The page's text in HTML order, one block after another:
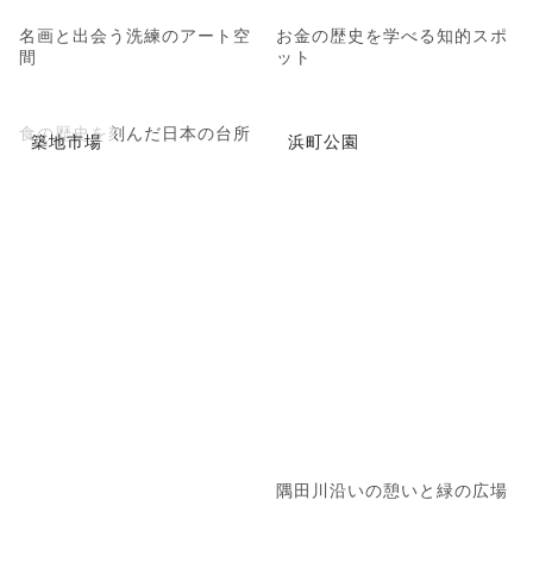
名画と出会う洗練のアート空
間
お金の歴史を学べる知的スポ
ット
築地市場
食の歴史を刻んだ日本の台所 浜町公園
隅田川沿いの憩いと緑の広場